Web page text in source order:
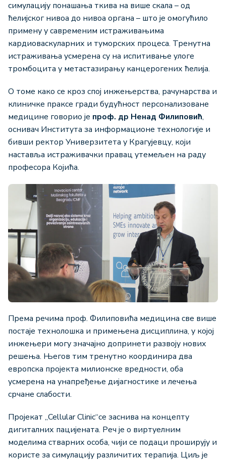
симулацију понашања ткива на више скала – од
ћелијског нивоа до нивоа органа – што је омогућило
примену у савременим истраживањима
кардиоваскуларних и туморских процеса. Тренутна
истраживања усмерена су на испитивање улоге
тромбоцита у метастазирању канцерогених ћелија.
О томе како се кроз спој инжењерства, рачунарства и
клиничке праксе гради будућност персонализоване
медицине говорио је проф. др Ненад Филиповић,
оснивач Института за информационе технологије и
бивши ректор Универзитета у Крагујевцу, који
наставља истраживачки правац утемељен на раду
професора Којића.
Према речима проф. Филиповића медицина све више
постаје технолошка и примењена дисциплина, у којој
инжењери могу значајно допринети развоју нових
решења. Његов тим тренутно координира два
европска пројекта милионске вредности, оба
усмерена на унапређење дијагностике и лечења
срчане слабости.
Пројекат „Cellular Clinic“се заснива на концепту
дигиталних пацијената. Реч је о виртуелним
моделима стварних особа, чији се подаци проширују и
користе за симулацију различитих терапија. Циљ је